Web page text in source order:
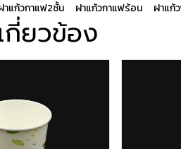
าแก้วกาแฟ2ชั้น ฝาแก้วกาแฟร้อน ฝาแก้
กี่ยวข้อง